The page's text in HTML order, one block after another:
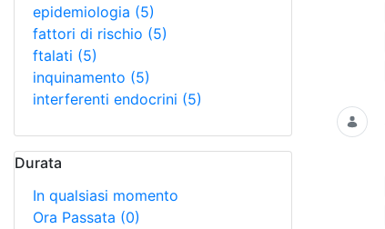
epidemiologia (5)
fattori di rischio (5)
ftalati (5)
inquinamento (5)
interferenti endocrini (5)
Durata
In qualsiasi momento
Ora Passata (0)